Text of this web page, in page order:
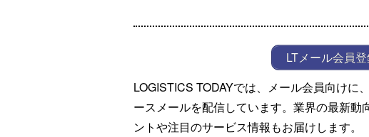
LTメール会員
LOGISTICS TODAYでは、メール会員向けに
ースメールを配信しています。業界の最新
ントや注目のサービス情報もお届けします。